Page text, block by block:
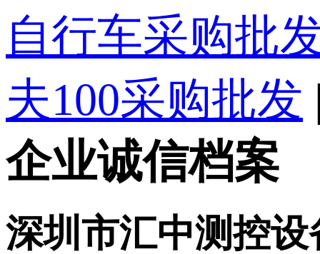
自行车采购批
夫100采购批发
企业诚信档案
深圳市汇中测控